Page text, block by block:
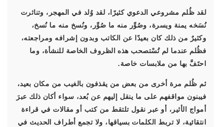
لقد ظُلم مشروعي الدعوي كثيرًا، لقد وُلد في المهجر، وتناثرت
نُسَخه يمنة ويسرة، وصُوِّر منه ما صُوِّر، ونُسخ منه ما نُسخ،
وكثيرٌ من ذلك كان بعيدًا عن الكاتب وبدون إشرافه ومراجعته،
فظُلم عندما لم تُسْتصحب هذه الظروف الخاصة للنشأة، وما
احتَفَّ بها من ملابسات خاصة.
ثم ظُلم مرة أخرى من بعض من يقذفون بالغيب من مكان بعيد،
فيبنون مواقفهم على ما ينقل إليهم عن بُعد، سواء أكان ذلك عبرَ
أمواج الأثير، أو عبر نقول تلتقط من كتب أو مقالات في قراءة
انتقائية، لا تربط الكلمات بسياقها، ولا تجمع أطراف الحديث في